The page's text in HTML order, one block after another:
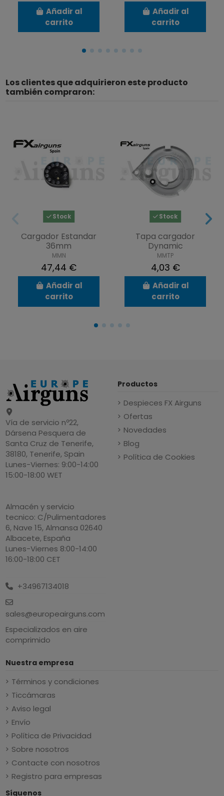
Añadir al
carrito
Añadir al
carrito
Los clientes que adquirieron este producto
también compraron:
Stock
Cargador Estandar
36mm
MMN
47,44 €
Añadir al
carrito
Stock
Tapa cargador
Dynamic
MMTP
4,03 €
Añadir al
carrito
Vía de servicio nº22,
Dársena Pesquera de
Santa Cruz de Tenerife,
38180, Tenerife, Spain
Lunes-Viernes: 9:00-14:00
15:00-18:00 WET
Almacén y servicio
tecnico: C/Pulimentadores
6, Nave 15, Almansa 02640
Albacete, España
Lunes-Viernes 8:00-14:00
16:00-18:00 CET
+34967134018
sales@europeairguns.com
Especializados en aire
comprimido
Productos
Despieces FX Airguns
Ofertas
Novedades
Blog
Política de Cookies
Nuestra empresa
Términos y condiciones
Ticcámaras
Aviso legal
Envío
Política de Privacidad
Sobre nosotros
Contacte con nosotros
Registro para empresas
Síguenos